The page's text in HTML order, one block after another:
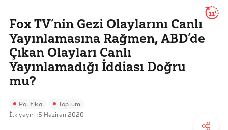
Fox TV’nin Gezi Olaylarını Canlı
Yayınlamasına Rağmen, ABD’de
Çıkan Olayları Canlı
Yayınlamadığı İddiası Doğru
mu?
11'
Politika Toplum
İlk yayın :5 Haziran 2020